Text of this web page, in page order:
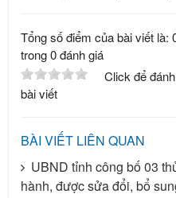
Tổng số điểm của bài viết là:
trong 0 đánh giá
Click để
bài viết
BÀI VIẾT LIÊN QUAN
UBND tỉnh công bố 03
hành, được sửa đổi, bổ